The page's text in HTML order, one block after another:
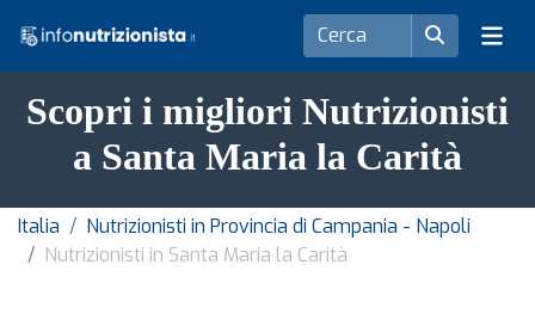
Scopri i migliori Nutrizionisti
a Santa Maria la Carità
Italia
Nutrizionisti in Provincia di Campania - Napoli
Nutrizionisti in Santa Maria la Carità